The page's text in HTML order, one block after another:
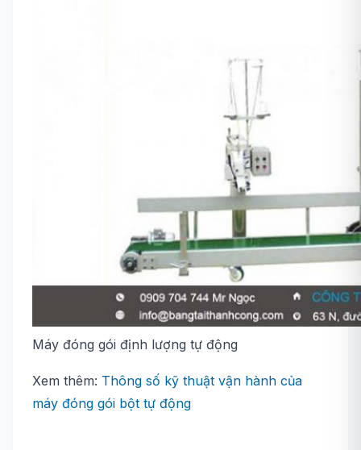
Máy đóng gói định lượng tự động
Xem thêm: Thông số kỹ thuật vận hành của
máy đóng gói bột tự động